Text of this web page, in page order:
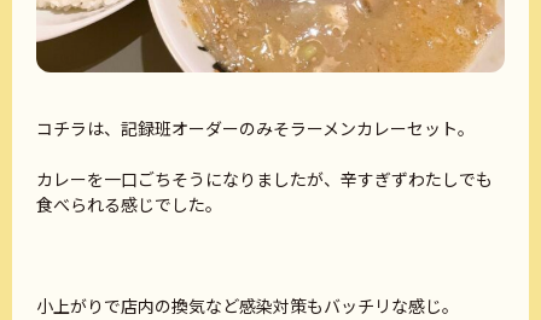
コチラは、記録班オーダーのみそラーメンカレーセット。
カレーを一口ごちそうになりましたが、辛すぎずわたしでも
食べられる感じでした。
小上がりで店内の換気など感染対策もバッチリな感じ。